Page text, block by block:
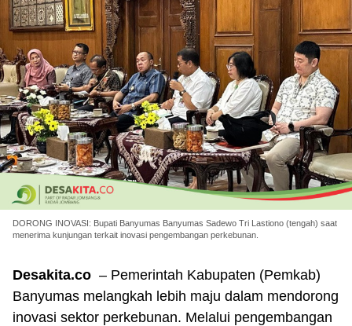
DORONG INOVASI: Bupati Banyumas Banyumas Sadewo Tri Lastiono (tengah) saat
menerima kunjungan terkait inovasi pengembangan perkebunan.
Desakita.co – Pemerintah Kabupaten (Pemkab)
Banyumas melangkah lebih maju dalam mendorong
inovasi sektor perkebunan. Melalui pengembangan